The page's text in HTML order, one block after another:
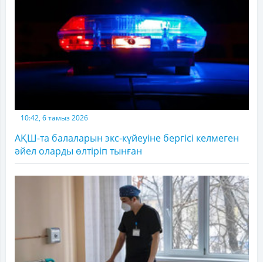
10:42, 6 тамыз 2026
АҚШ-та балаларын экс-күйеуіне бергісі келмеген
әйел оларды өлтіріп тынған